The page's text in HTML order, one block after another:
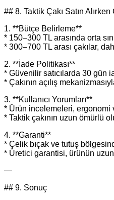
## 8. Taktik Çakı Satın
1. **Bütçe Belirleme**
* 150–300 TL arasında orta
* 300–700 TL arası çakılar,
2. **İade Politikası**
* Güvenilir satıcılarda 30 gün
* Çakının açılış
3. **Kullanıcı Yorumları**
* Ürün incelemeleri, ergonomi
* Taktik çakının uzun ömürlü
4. **Garanti**
* Çelik bıçak ve tutuş
* Üretici garantisi, ürünün uzun
—
## 9. Sonuç